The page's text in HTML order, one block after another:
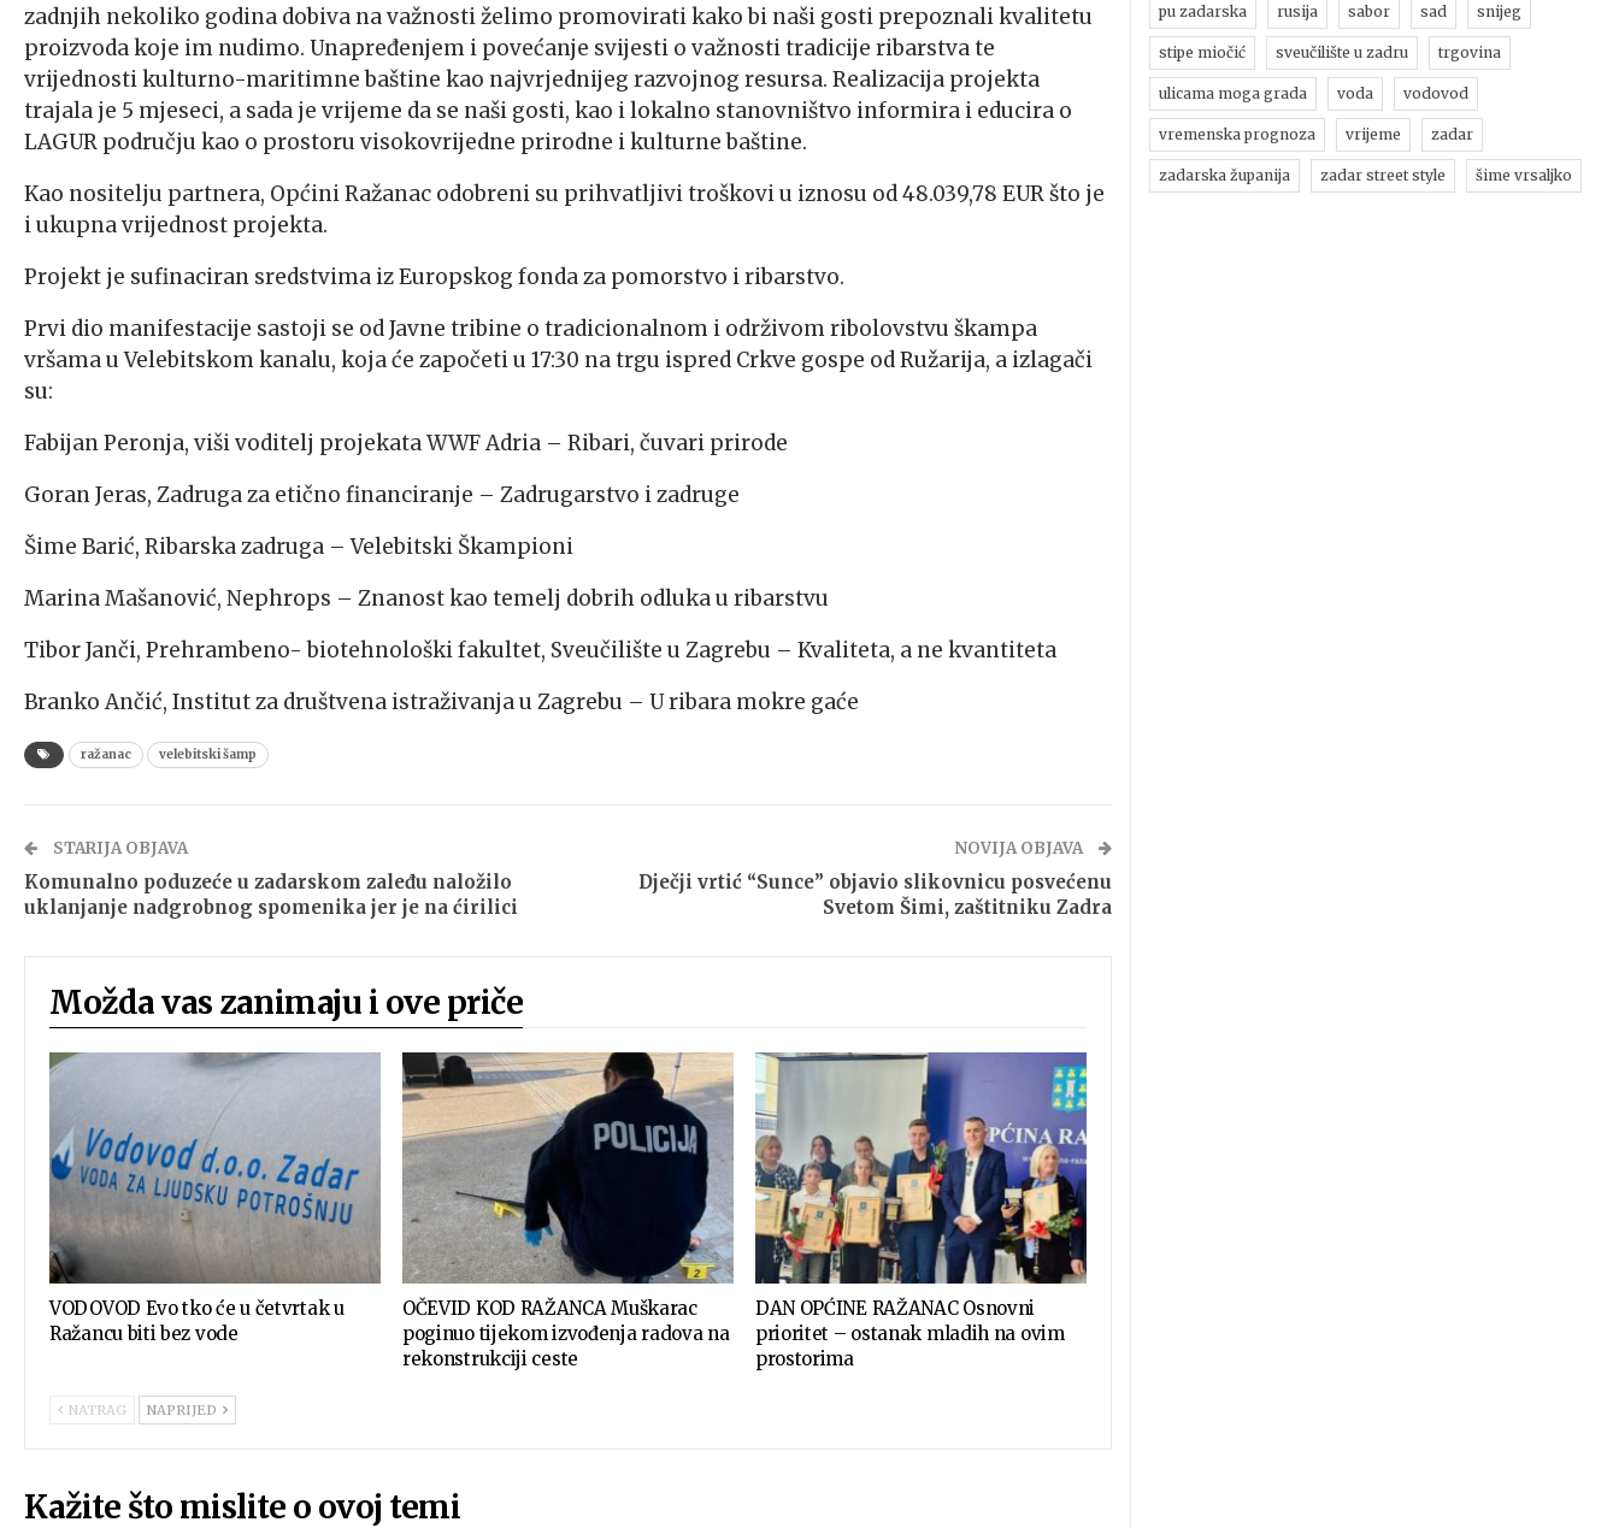
zadnjih nekoliko godina dobiva na važnosti želimo promovirati kako bi naši gosti prepoznali kvalitetu
proizvoda koje im nudimo. Unapređenjem i povećanje svijesti o važnosti tradicije ribarstva te
vrijednosti kulturno-maritimne baštine kao najvrjednijeg razvojnog resursa. Realizacija projekta
trajala je 5 mjeseci, a sada je vrijeme da se naši gosti, kao i lokalno stanovništvo informira i educira o
LAGUR području kao o prostoru visokovrijedne prirodne i kulturne baštine.
Kao nositelju partnera, Općini Ražanac odobreni su prihvatljivi troškovi u iznosu od 48.039,78 EUR što je
i ukupna vrijednost projekta.
Projekt je sufinaciran sredstvima iz Europskog fonda za pomorstvo i ribarstvo.
Prvi dio manifestacije sastoji se od Javne tribine o tradicionalnom i održivom ribolovstvu škampa
vršama u Velebitskom kanalu, koja će započeti u 17:30 na trgu ispred Crkve gospe od Ružarija, a izlagači
su:
Fabijan Peronja, viši voditelj projekata WWF Adria – Ribari, čuvari prirode
Goran Jeras, Zadruga za etično financiranje – Zadrugarstvo i zadruge
Šime Barić, Ribarska zadruga – Velebitski Škampioni
Marina Mašanović, Nephrops – Znanost kao temelj dobrih odluka u ribarstvu
Tibor Janči, Prehrambeno- biotehnološki fakultet, Sveučilište u Zagrebu – Kvaliteta, a ne kvantiteta
Branko Ančić, Institut za društvena istraživanja u Zagrebu – U ribara mokre gaće
ražanac velebitski šamp
STARIJA OBJAVA
Komunalno poduzeće u zadarskom zaleđu naložilo
uklanjanje nadgrobnog spomenika jer je na ćirilici
NOVIJA OBJAVA
Dječji vrtić “Sunce” objavio slikovnicu posvećenu
Svetom Šimi, zaštitniku Zadra
Možda vas zanimaju i ove priče
VODOVOD Evo tko će u četvrtak u
Ražancu biti bez vode
OČEVID KOD RAŽANCA Muškarac
poginuo tijekom izvođenja radova na
rekonstrukciji ceste
DAN OPĆINE RAŽANAC Osnovni
prioritet – ostanak mladih na ovim
prostorima
NATRAG NAPRIJED
Kažite što mislite o ovoj temi
pu zadarska rusija sabor sad snijeg
stipe miočić sveučilište u zadru trgovina
ulicama moga grada voda vodovod
vremenska prognoza vrijeme zadar
zadarska županija zadar street style šime vrsaljko